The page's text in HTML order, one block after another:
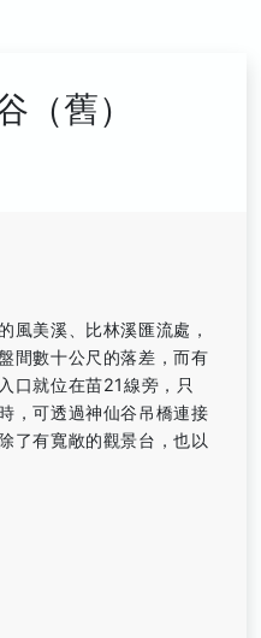
（舊）
風美溪、比林溪匯流處，
間數十公尺的落差，而有
口就位在苗21線旁，只
，可透過神仙谷吊橋連接
了有寬敞的觀景台，也以